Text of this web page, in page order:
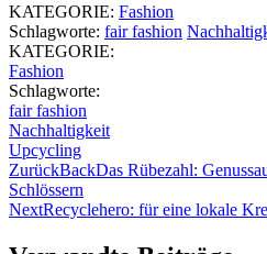
KATEGORIE: Fashion
Schlagworte: fair fashion
KATEGORIE:
Fashion
Schlagworte:
fair fashion
Nachhaltigkeit
Upcycling
ZurückBackDas Rübezahl:
Schlössern
NextRecyclehero: für eine lokale